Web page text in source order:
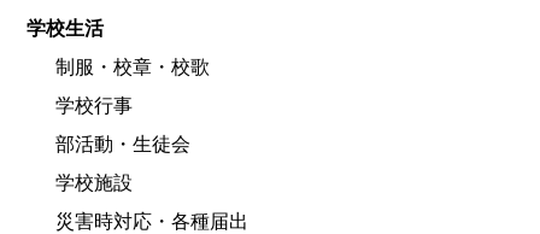
学校生活
制服・校章・校歌
学校行事
部活動・生徒会
学校施設
災害時対応・各種届出